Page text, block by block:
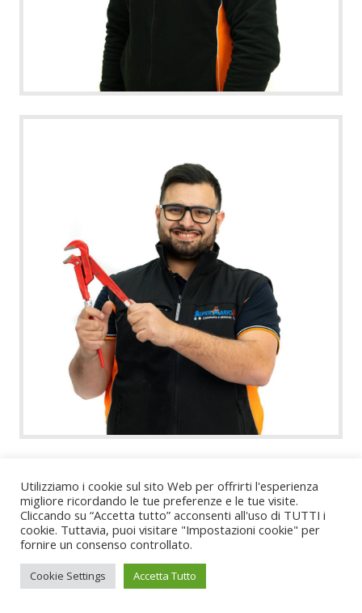
Utilizziamo i cookie sul sito Web per offrirti l'esperienza
migliore ricordando le tue preferenze e le tue visite.
Cliccando su “Accetta tutto” acconsenti all'uso di TUTTI i
cookie. Tuttavia, puoi visitare "Impostazioni cookie" per
fornire un consenso controllato.
Cookie Settings Accetta Tutto